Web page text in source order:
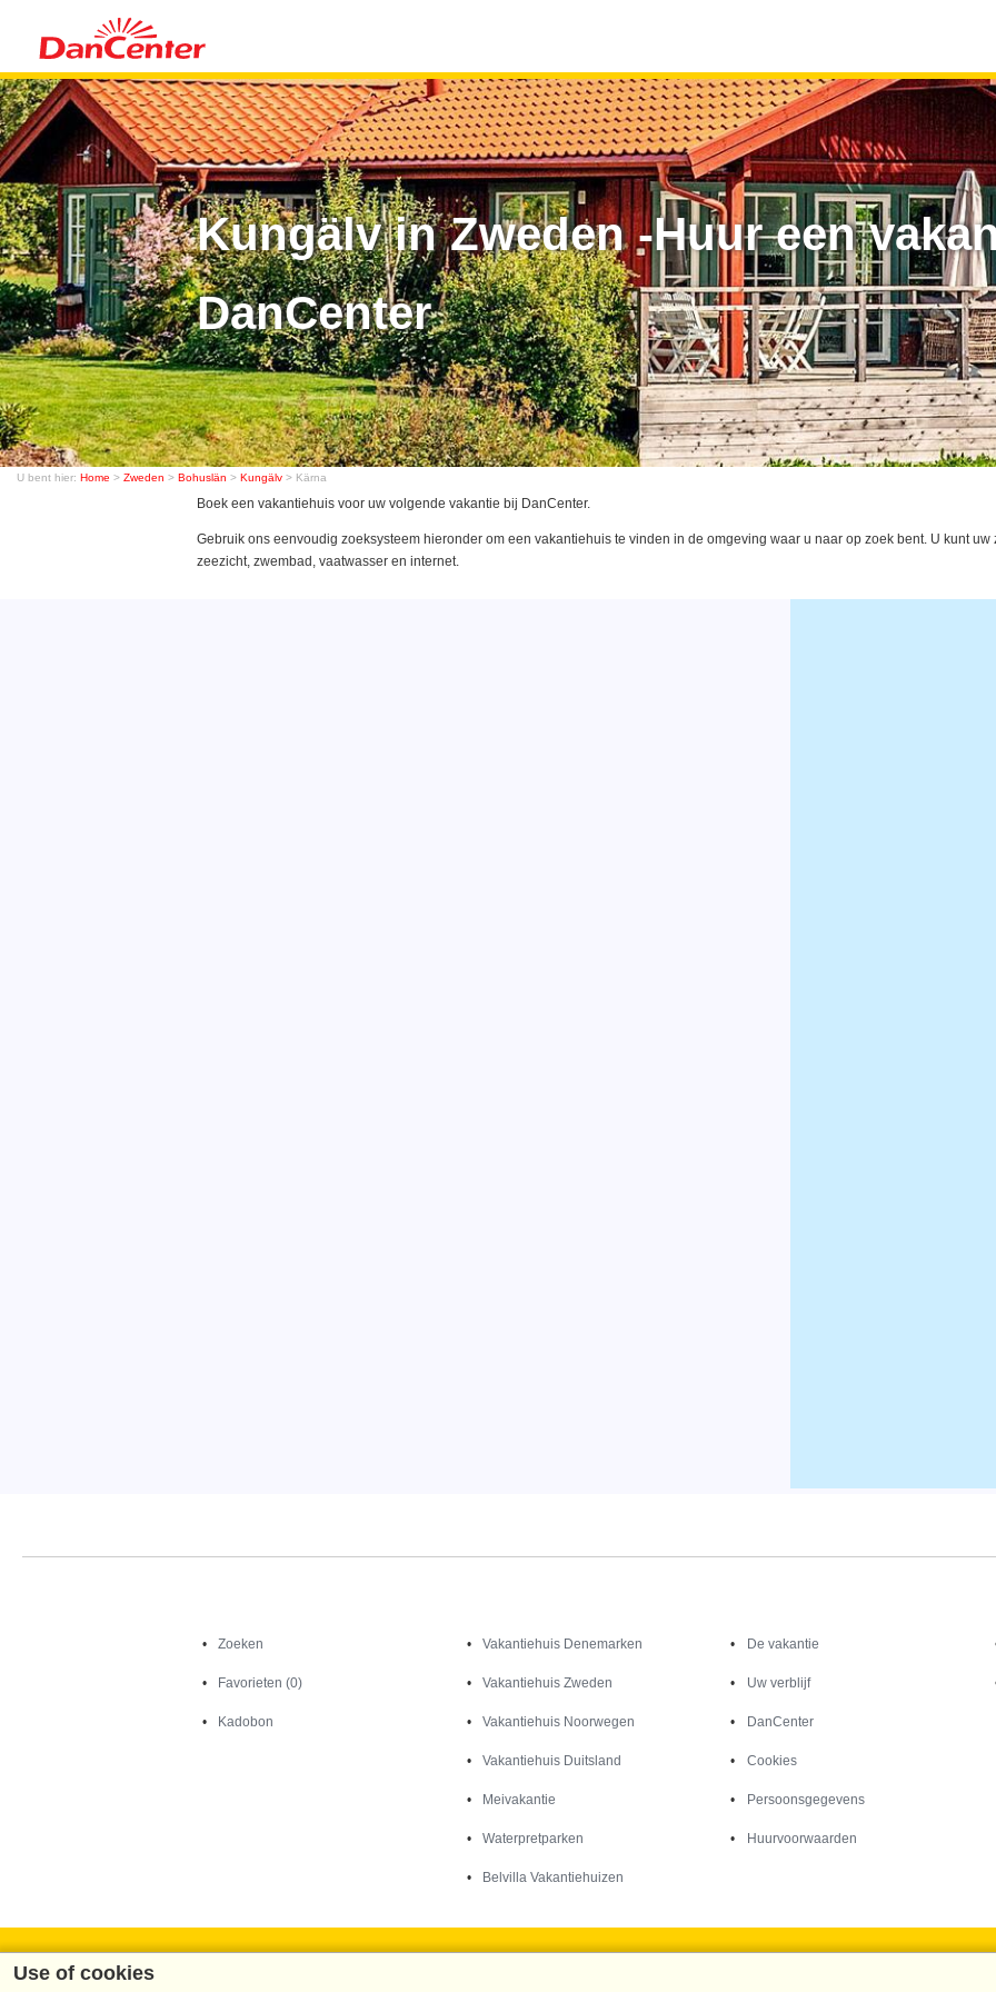
Kungälv in Zweden -Huur een
DanCenter
U bent hier: Home > Zweden > Bohuslän > Kungälv > Kärna
Boek een vakantiehuis voor uw volgende vakantie bij DanCenter.
Gebruik ons eenvoudig zoeksysteem hieronder om een vakantiehuis te vinden in de omgeving waar u naar op zoek bent. U kunt
zeezicht, zwembad, vaatwasser en internet.
Zoeken
Favorieten (0)
Kadobon
Vakantiehuis Denemarken
Vakantiehuis Zweden
Vakantiehuis Noorwegen
Vakantiehuis Duitsland
Meivakantie
Waterpretparken
Belvilla Vakantiehuizen
De vakantie
Uw verblijf
DanCenter
Cookies
Persoonsgegevens
Huurvoorwaarden
Use of cookies